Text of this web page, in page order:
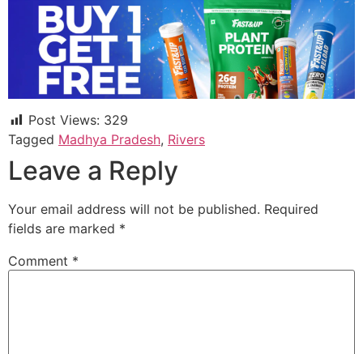
Post Views: 329
Tagged Madhya Pradesh, Rivers
Leave a Reply
Your email address will not be published. Required
fields are marked *
Comment *